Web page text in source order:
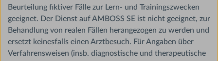
Beurteilung fiktiver Fälle zur Lern- und Trainingszwecken
geeignet. Der Dienst auf AMBOSS SE ist nicht geeignet, zur
Behandlung von realen Fällen herangezogen zu werden und
ersetzt keinesfalls einen Arztbesuch. Für Angaben über
Verfahrensweisen (insb. diagnostische und therapeutische